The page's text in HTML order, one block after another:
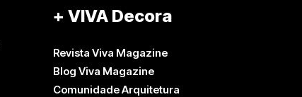
+ VIVA Decora
Revista Viva Magazine
Blog Viva Magazine
Comunidade Arquitetura